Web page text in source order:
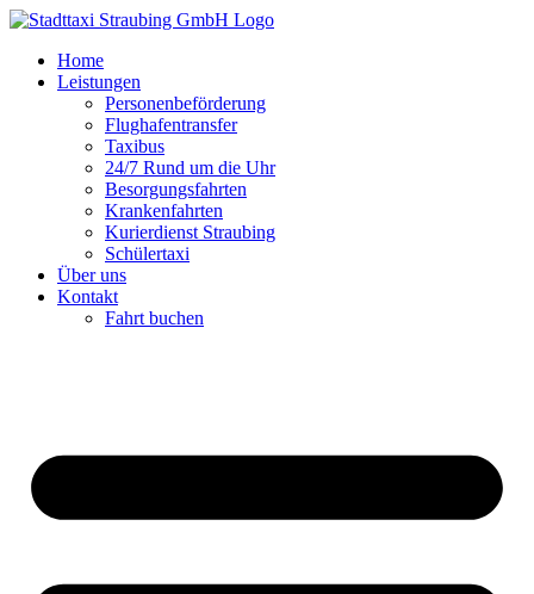
Zum
springenHome
Leistungen
Personenbeförderung
Flughafentransfer
Taxibus
24/7 Rund um die Uhr
Besorgungsfahrten
Krankenfahrten
Kurierdienst Straubing
Schülertaxi
Über uns
Kontakt
Fahrt buchen